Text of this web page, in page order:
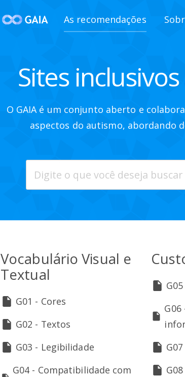
As recomendações
Sites
O GAIA é um conjunto aberto e
aspectos do autismo, abordando
Vocabulário Visual e
Textual
G01 - Cores
G02 - Textos
G03 - Legibilidade
G04 - Compatibilidade com
G06